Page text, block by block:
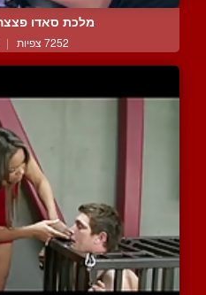
מלכת סאדו
7252 צפיות |